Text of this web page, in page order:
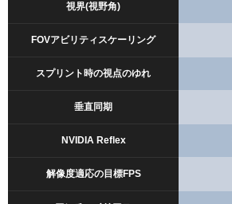
視界(視野角)
FOVアビリティスケーリング
スプリント時の視点のゆれ
垂直同期
NVIDIA Reflex
解像度適応の目標FPS